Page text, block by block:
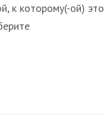
к которому(-ой) это